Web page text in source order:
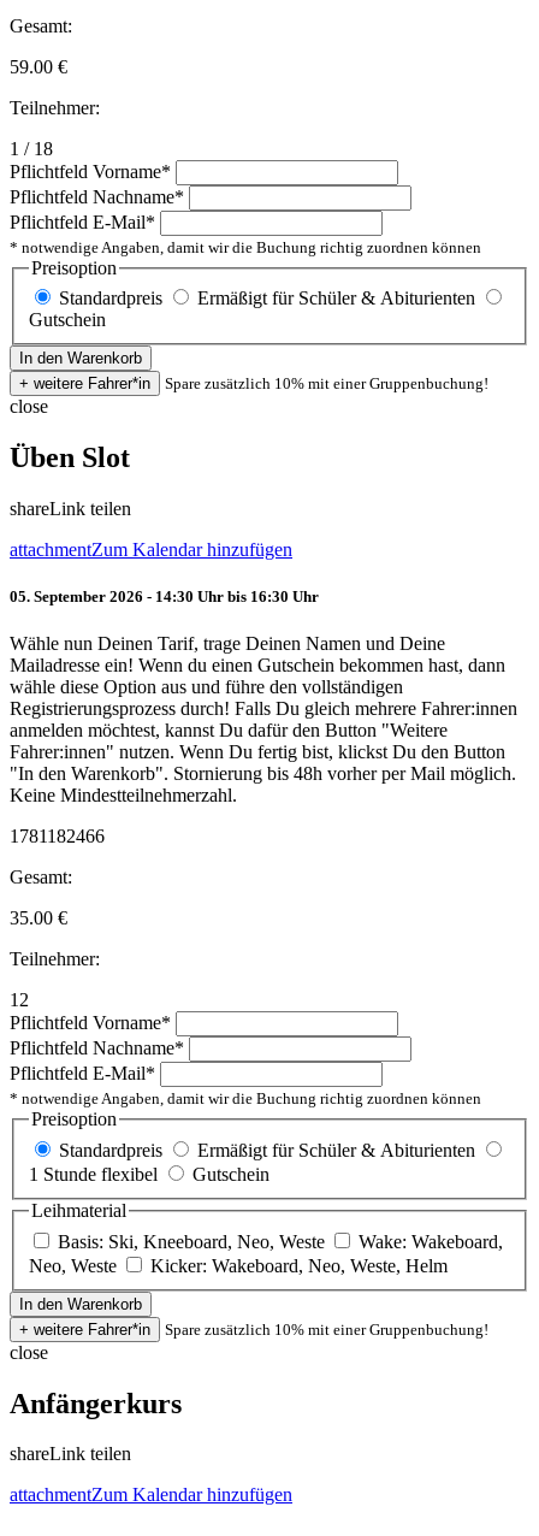
Gesamt:
59.00 €
Teilnehmer:
1 / 18
Pflichtfeld Vorname*
Pflichtfeld Nachname*
Pflichtfeld E-Mail*
* notwendige Angaben, damit wir die Buchung richtig zuordnen können
Preisoption
Standardpreis
Ermäßigt für Schüler & Abiturienten
Gutschein
Spare zusätzlich 10% mit einer Gruppenbuchung!
close
Üben Slot
shareLink teilen
attachmentZum Kalendar hinzufügen
05. September 2026 - 14:30 Uhr bis 16:30 Uhr
Wähle nun Deinen Tarif, trage Deinen Namen und Deine
Mailadresse ein! Wenn du einen Gutschein bekommen hast, dann
wähle diese Option aus und führe den vollständigen
Registrierungsprozess durch! Falls Du gleich mehrere Fahrer:innen
anmelden möchtest, kannst Du dafür den Button "Weitere
Fahrer:innen" nutzen. Wenn Du fertig bist, klickst Du den Button
"In den Warenkorb". Stornierung bis 48h vorher per Mail möglich.
Keine Mindestteilnehmerzahl.
1781182466
Gesamt:
35.00 €
Teilnehmer:
12
Pflichtfeld Vorname*
Pflichtfeld Nachname*
Pflichtfeld E-Mail*
* notwendige Angaben, damit wir die Buchung richtig zuordnen können
Preisoption
Standardpreis
Ermäßigt für Schüler & Abiturienten
1 Stunde flexibel
Gutschein
Leihmaterial
Basis: Ski, Kneeboard, Neo, Weste
Wake: Wakeboard,
Neo, Weste
Kicker: Wakeboard, Neo, Weste, Helm
Spare zusätzlich 10% mit einer Gruppenbuchung!
close
Anfängerkurs
shareLink teilen
attachmentZum Kalendar hinzufügen